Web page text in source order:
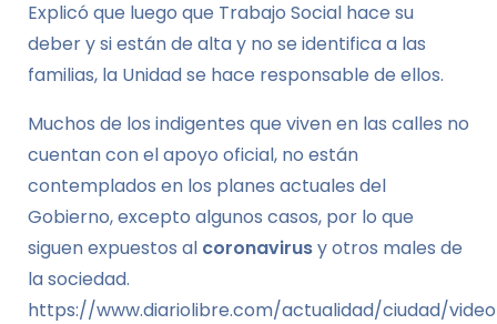
Explicó que luego que Trabajo Social hace su
deber y si están de alta y no se identifica a las
familias, la Unidad se hace responsable de ellos.
Muchos de los indigentes que viven en las calles no
cuentan con el apoyo oficial, no están
contemplados en los planes actuales del
Gobierno, excepto algunos casos, por lo que
siguen expuestos al coronavirusy otros males de
la sociedad.
https://www.diariolibre.com/actualidad/ciudad/